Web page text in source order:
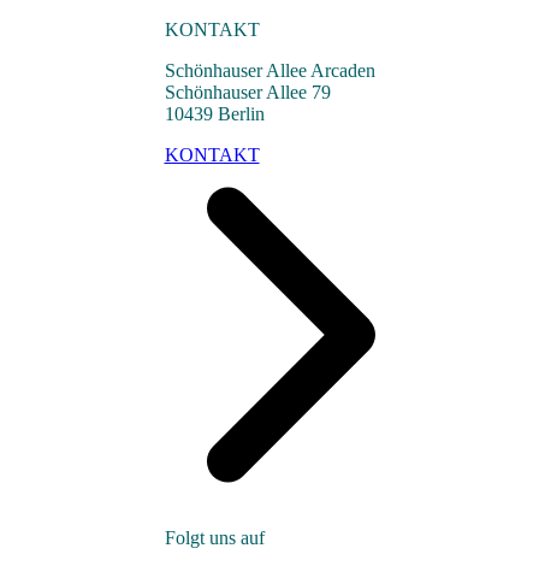
KONTAKT
Schönhauser Allee Arcaden
Schönhauser Allee 79
10439 Berlin
KONTAKT
Folgt uns auf